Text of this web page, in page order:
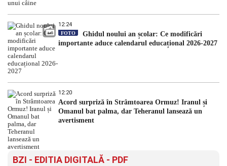
12:24
FOTO
Ghidul noului an școlar: Ce modificări
importante aduce calendarul educațional 2026-2027
12:20
Acord surpriză în Strâmtoarea Ormuz! Iranul și
Omanul bat palma, dar Teheranul lansează un
avertisment
BZI - EDITIA DIGITALĂ - PDF